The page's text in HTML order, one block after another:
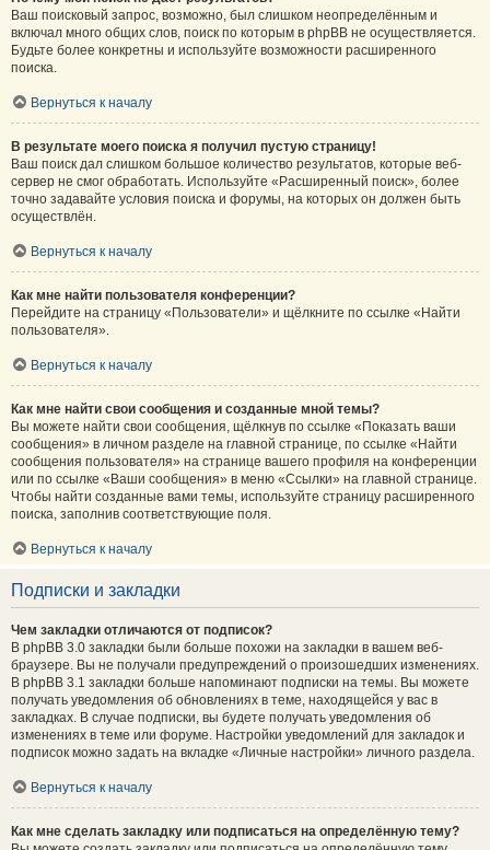
Ваш поисковый запрос, возможно, был слишком неопределённым и
включал много общих слов, поиск по которым в phpBB не осуществляется.
Будьте более конкретны и используйте возможности расширенного
поиска.
Вернуться к началу
В результате моего поиска я получил пустую страницу!
Ваш поиск дал слишком большое количество результатов, которые веб-
сервер не смог обработать. Используйте «Расширенный поиск», более
точно задавайте условия поиска и форумы, на которых он должен быть
осуществлён.
Вернуться к началу
Как мне найти пользователя конференции?
Перейдите на страницу «Пользователи» и щёлкните по ссылке «Найти
пользователя».
Вернуться к началу
Как мне найти свои сообщения и созданные мной темы?
Вы можете найти свои сообщения, щёлкнув по ссылке «Показать ваши
сообщения» в личном разделе на главной странице, по ссылке «Найти
сообщения пользователя» на странице вашего профиля на конференции
или по ссылке «Ваши сообщения» в меню «Ссылки» на главной странице.
Чтобы найти созданные вами темы, используйте страницу расширенного
поиска, заполнив соответствующие поля.
Вернуться к началу
Подписки и закладки
Чем закладки отличаются от подписок?
В phpBB 3.0 закладки были больше похожи на закладки в вашем веб-
браузере. Вы не получали предупреждений о произошедших изменениях.
В phpBB 3.1 закладки больше напоминают подписки на темы. Вы можете
получать уведомления об обновлениях в теме, находящейся у вас в
закладках. В случае подписки, вы будете получать уведомления об
изменениях в теме или форуме. Настройки уведомлений для закладок и
подписок можно задать на вкладке «Личные настройки» личного раздела.
Вернуться к началу
Как мне сделать закладку или подписаться на определённую тему?